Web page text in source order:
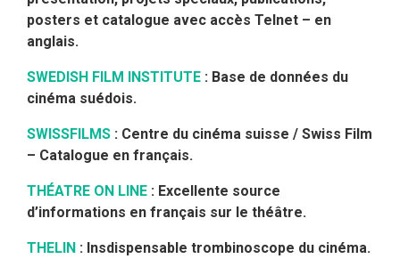
posters et catalogue avec accès Telnet – en
anglais.
SWEDISH FILM INSTITUTE : Base de données du
cinéma suédois.
SWISSFILMS : Centre du cinéma suisse / Swiss Film
– Catalogue en français.
THÉATRE ON LINE : Excellente source
d’informations en français sur le théâtre.
THELIN : Insdispensable trombinoscope du cinéma.